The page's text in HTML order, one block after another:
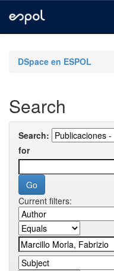
navigationDSpace en ESPOL
Search
Search:
for
Current filters: